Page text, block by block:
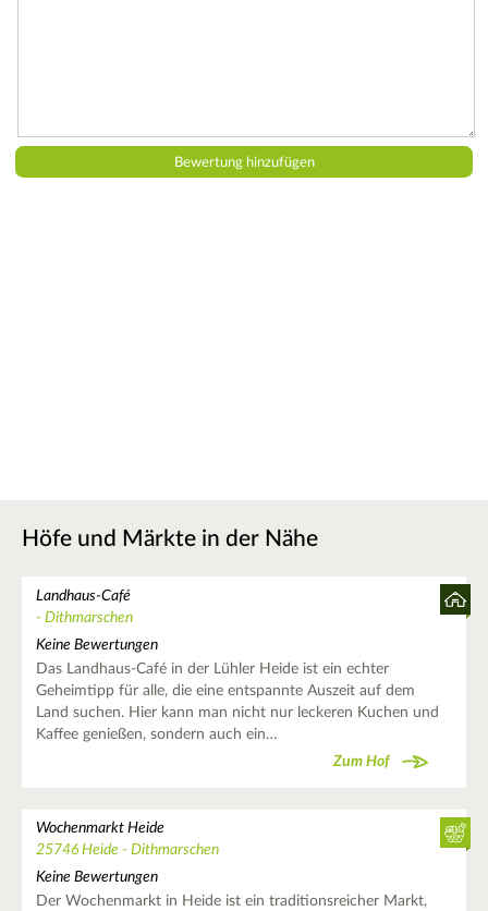
Höfe und Märkte in der Nähe
Landhaus-Café
- Dithmarschen
Keine Bewertungen
Das Landhaus-Café in der Lühler Heide ist ein echter
Geheimtipp für alle, die eine entspannte Auszeit auf dem
Land suchen. Hier kann man nicht nur leckeren Kuchen und
Kaffee genießen, sondern auch ein…
Zum Hof
Wochenmarkt Heide
25746 Heide - Dithmarschen
Keine Bewertungen
Der Wochenmarkt in Heide ist ein traditionsreicher Markt,